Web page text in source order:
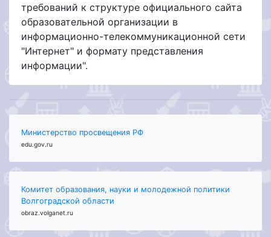
требований к структуре официального сайта
образовательной организации в
информационно-телекоммуникационной сети
"Интернет" и формату представления
информации".
Министерство просвещения РФ
edu.gov.ru
Комитет образования, науки и молодежной политики
Волгоградской области
obraz.volganet.ru